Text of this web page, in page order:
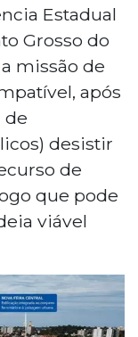
sem a
pelo
do
localizada.
R$ 40
milhões da
A
dos
Estadual
Grosso do
missão de
após
de
desistir
de
que pode
viável